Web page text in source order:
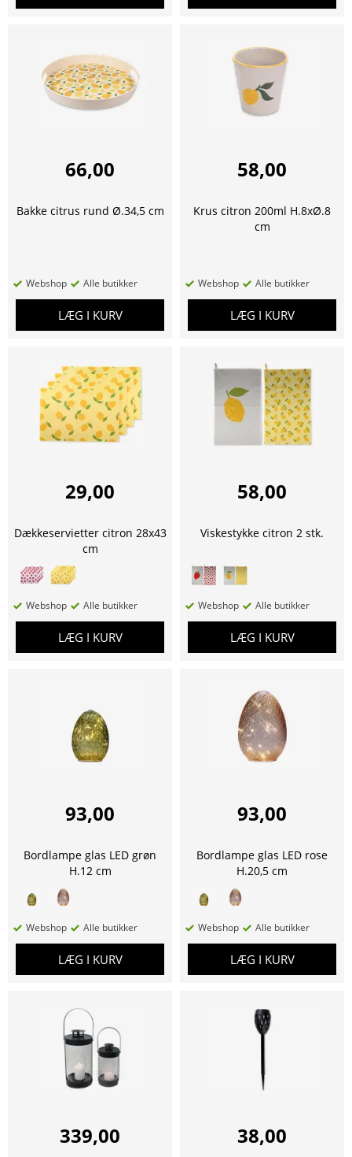
66,00
Bakke citrus rund Ø.34,5 cm
Webshop Alle butikker
LÆG I KURV
58,00
Krus citron 200ml H.8xØ.8
cm
Webshop Alle butikker
LÆG I KURV
29,00
Dækkeservietter citron 28x43
cm
Webshop Alle butikker
LÆG I KURV
58,00
Viskestykke citron 2 stk.
Webshop Alle butikker
LÆG I KURV
93,00
Bordlampe glas LED grøn
H.12 cm
Webshop Alle butikker
LÆG I KURV
93,00
Bordlampe glas LED rose
H.20,5 cm
Webshop Alle butikker
LÆG I KURV
339,00 38,00